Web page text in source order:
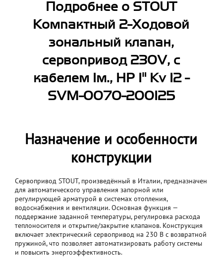
Подробнее о STOUT
Компактный 2-Ходовой
зональный клапан,
сервопривод 230V, с
кабелем 1м., НР 1" Kv 12 -
SVM-0070-200125
Назначение и особенности
конструкции
Сервопривод STOUT, произведённый в Италии, предназначен
для автоматического управления запорной или
регулирующей арматурой в системах отопления,
водоснабжения и вентиляции. Основная функция —
поддержание заданной температуры, регулировка расхода
теплоносителя и открытие/закрытие клапанов. Конструкция
включает электрический сервопривод на 230 В с возвратной
пружиной, что позволяет автоматизировать работу системы
и повысить энергоэффективность.